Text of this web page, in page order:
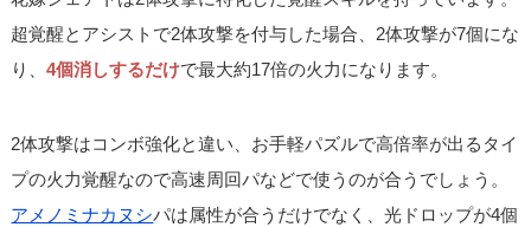
超覚醒とアシストで2体攻撃を付与した場合、2体攻撃が7個にな
り、4個消しするだけで最大約17倍の火力になります。
2体攻撃はコンボ強化と違い、お手軽パズルで高倍率が出るタイ
プの火力覚醒なので高速周回パなどで使うのが合うでしょう。
アメノミナカヌシパは属性が合うだけでなく、光ドロップが4個